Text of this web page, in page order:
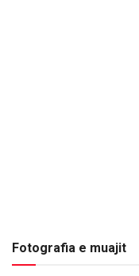
Fotografia e muajit